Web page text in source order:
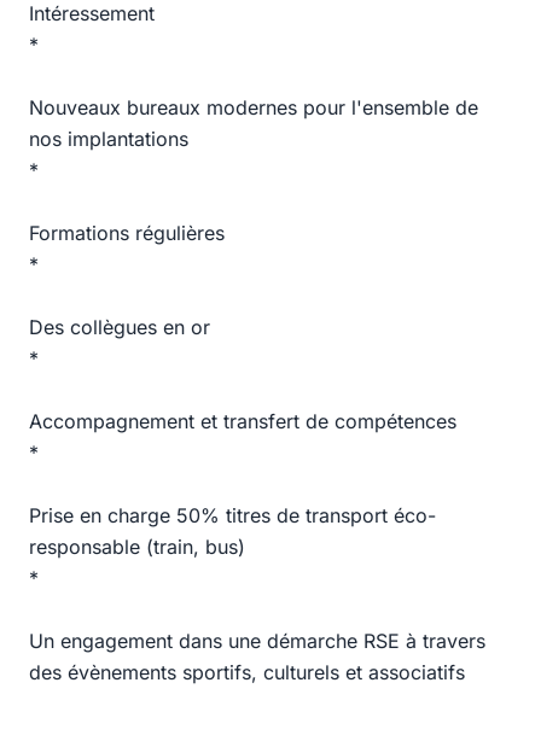
Intéressement
*
Nouveaux bureaux modernes pour l'ensemble de
nos implantations
*
Formations régulières
*
Des collègues en or
*
Accompagnement et transfert de compétences
*
Prise en charge 50% titres de transport éco-
responsable (train, bus)
*
Un engagement dans une démarche RSE à travers
des évènements sportifs, culturels et associatifs